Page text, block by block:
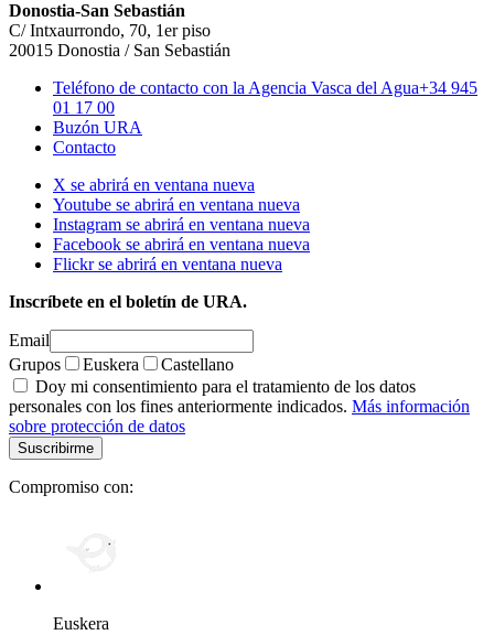
Donostia-San Sebastián
C/ Intxaurrondo, 70, 1er piso
20015 Donostia / San Sebastián
Teléfono de contacto con la Agencia Vasca del Agua+34 945
01 17 00
Buzón URA
Contacto
X se abrirá en ventana nueva
Youtube se abrirá en ventana nueva
Instagram se abrirá en ventana nueva
Facebook se abrirá en ventana nueva
Flickr se abrirá en ventana nueva
Inscríbete en el boletín de URA.
Email
Grupos
Euskera
Castellano
Doy mi consentimiento para el tratamiento de los datos
personales con los fines anteriormente indicados. Más información
sobre protección de datos
Compromiso con:
Euskera